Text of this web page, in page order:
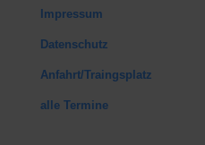
Impressum
Datenschutz
Anfahrt/Traingsplatz
alle Termine